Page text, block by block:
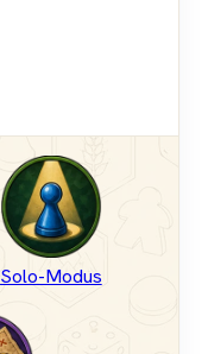
Solo-Modus